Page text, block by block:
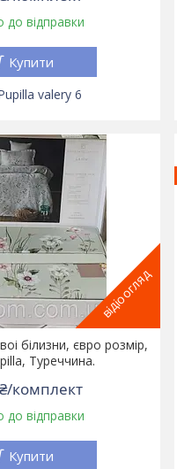
до відправки
Купити
valery 6
відіоогляд
білизни, євро розмір,
Туреччина.
комплект
до відправки
Купити